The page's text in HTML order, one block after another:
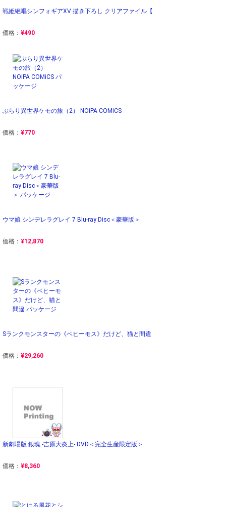
戦姫絶唱シンフォギアXV 描き下ろし クリアファイル【
価格： ¥490
ぶらり異世界ケモの旅（2） NOiPA COMiCS
価格： ¥770
ウマ娘 シンデレラグレイ 7 Blu-ray Disc＜豪華版＞
価格： ¥12,870
Sランクモンスターの《ベヒーモス》だけど、猫と間違
価格： ¥29,260
新劇場版 銀魂 -吉原大炎上- DVD＜完全生産限定版＞
価格： ¥8,360